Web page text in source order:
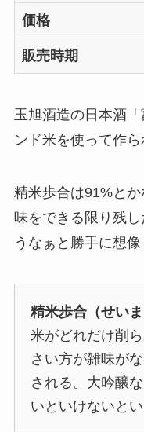
価格
販売時期
玉旭酒造の日本酒
ンド米を使って作ら
精米歩合は91%と
味をできる限り残
うなぁと勝手に想像
精米歩合（せいま
米がどれだけ削
さい方が雑味が
される。大吟醸
いといけないと